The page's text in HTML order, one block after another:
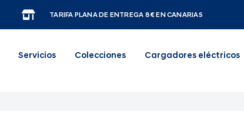
TARIFA PLANA DE ENTREGA 8€ EN CANARIAS
Servicios Colecciones Cargadores eléctricos